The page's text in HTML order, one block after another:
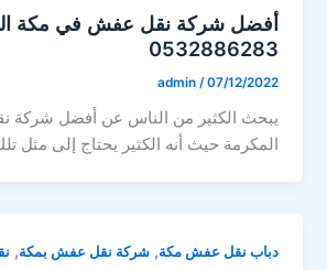
أفضل شركة نقل عفش في مكة
0532886283
admin /07/12/2022
يبحث الكثير من الناس عن أفضل
المكرمة حيث أنه الكثير يحتاج إلى مثل
دباب نقل عفش مكة,شركة نقل عفش بمكة,